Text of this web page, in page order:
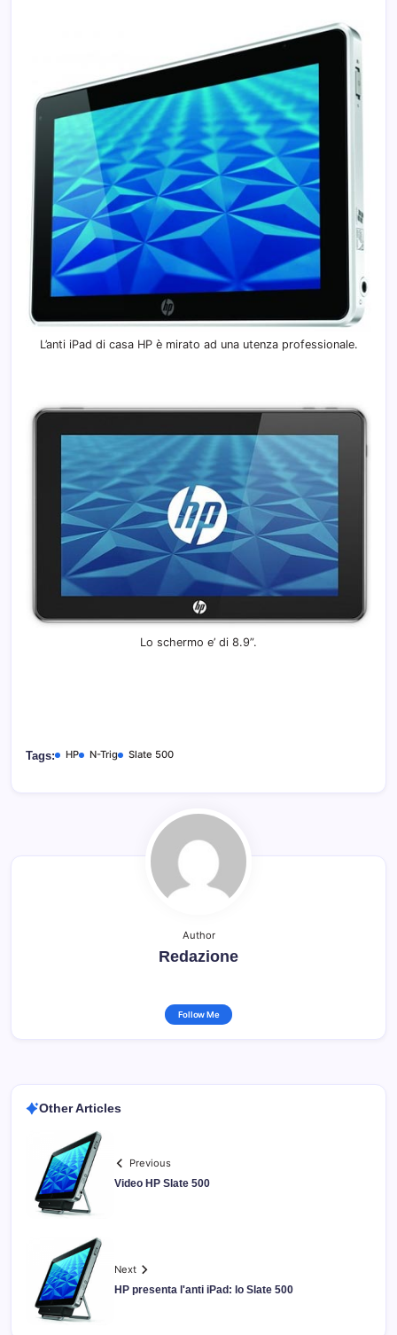
L’anti iPad di casa HP è mirato ad una utenza professionale.
Lo schermo e’ di 8.9”.
Tags: HP N-Trig Slate 500
Author
Redazione
Follow Me
Other Articles
Previous
Video HP Slate 500
Next
HP presenta l'anti iPad: lo Slate 500